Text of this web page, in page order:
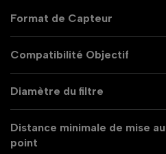
Format de Capteur
Compatibilité Objectif
Diamètre du filtre
Distance minimale de mise au
point